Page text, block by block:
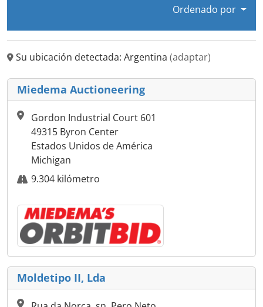
Ordenado por
Su ubicación detectada: Argentina (adaptar)
Miedema Auctioneering
Gordon Industrial Court 601
49315 Byron Center
Estados Unidos de América
Michigan
9.304 kilómetro
Moldetipo II, Lda